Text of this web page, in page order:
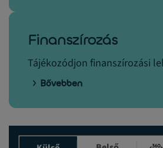
Finanszírozás
Tájékozódjon finanszírozási
Bővebben